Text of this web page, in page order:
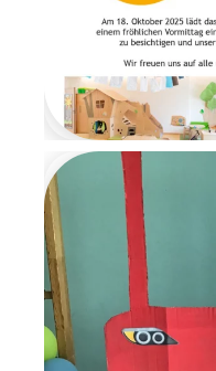
Wichtel mit
sich für die
nächsten
Wichtelzeit
besondere,
voller
die wir uns
erinnern